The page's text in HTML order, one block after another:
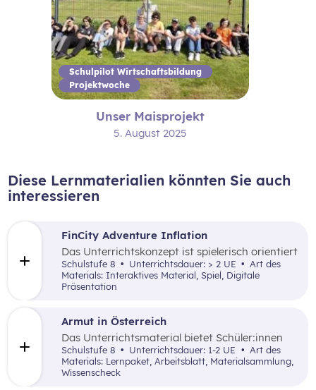
Schulpilot Wirtschaftsbildung
Projektwoche
Unser Maisprojekt
5. August 2025
Diese Lernmaterialien könnten Sie auch
interessieren
FinCity Adventure Inflation
Das Unterrichtskonzept ist spielerisch orientiert
und vermittelt den Schüler:innen wichtiges
Grundlagenwissen zur Inflation und wie sich
diese im alltäglichen Leben zeigt.
Schulstufe 8 Unterrichtsdauer: > 2 UE
Materials: Interaktives Material, Spiel, Digitale
Präsentation
Armut in Österreich
Das Unterrichtsmaterial bietet Schüler:innen
mithilfe unterschiedlicher didaktischer
Elemente einen inhaltlich umfangreichen
Überblick zur Armutsgefährdung in Österreich,
Schulstufe 8 Unterrichtsdauer: 1-2 UE
Art des
Materials: Lernpaket, Arbeitsblatt, Materialsammlung,
Wissenscheck